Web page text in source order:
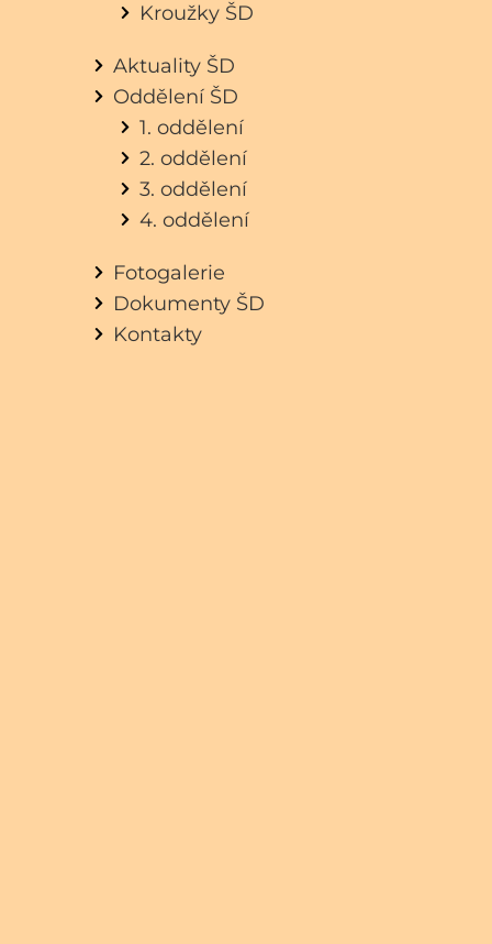
Kroužky ŠD
Aktuality ŠD
Oddělení ŠD
1. oddělení
2. oddělení
3. oddělení
4. oddělení
Fotogalerie
Dokumenty ŠD
Kontakty